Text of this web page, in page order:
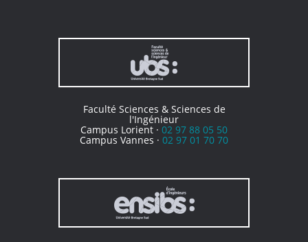
Faculté Sciences & Sciences de
l'Ingénieur
Campus Lorient · 02 97 88 05 50
Campus Vannes · 02 97 01 70 70